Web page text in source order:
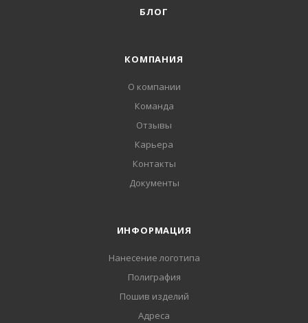
БЛОГ
КОМПАНИЯ
О компании
Команда
Отзывы
Карьера
Контакты
Документы
ИНФОРМАЦИЯ
Нанесение логотипа
Полиграфия
Пошив изделий
Адреса